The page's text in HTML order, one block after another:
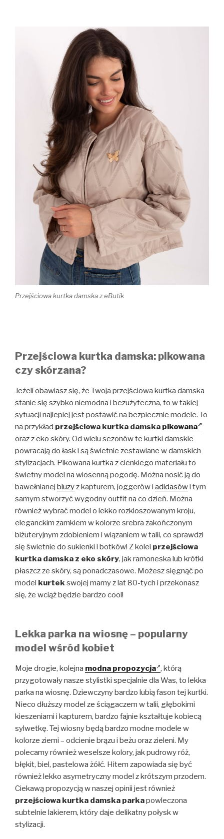
Przejściowa kurtka damska z eButik
Przejściowa kurtka damska: pikowana
czy skórzana?
Jeżeli obawiasz się, że Twoja przejściowa kurtka damska
stanie się szybko niemodna i bezużyteczna, to w takiej
sytuacji najlepiej jest postawić na bezpiecznie modele. To
na przykład przejściowa kurtka damska pikowana
oraz z eko skóry. Od wielu sezonów te kurtki damskie
powracają do łask i są świetnie zestawiane w damskich
stylizacjach. Pikowana kurtka z cienkiego materiału to
świetny model na wiosenną pogodę. Można nosić ją do
bawełnianej bluzyz kapturem, joggerów i adidasówi tym
samym stworzyć wygodny outfit na co dzień. Można
również wybrać model o lekko rozkloszowanym kroju,
eleganckim zamkiem w kolorze srebra zakończonym
biżuteryjnym zdobieniem i wiązaniem w talii, co sprawdzi
się świetnie do sukienki i botków! Z kolei przejściowa
kurtka damska z eko skóry, jak ramoneska lub krótki
płaszcz ze skóry, są ponadczasowe. Możesz sięgnąć po
model kurtekswojej mamy z lat 80-tych i przekonasz
się, że wciąż będzie bardzo cool!
Lekka parka na wiosnę – popularny
model wśród kobiet
Moje drogie, kolejna modna propozycja , którą
przygotowały nasze stylistki specjalnie dla Was, to lekka
parka na wiosnę. Dziewczyny bardzo lubią fason tej kurtki.
Nieco dłuższy model ze ściągaczem w talii, głębokimi
kieszeniami i kapturem, bardzo fajnie kształtuje kobiecą
sylwetkę. Tej wiosny będą bardzo modne modele w
kolorze ziemi – odcienie brązu i beżu oraz zieleni. My
polecamy również weselsze kolory, jak pudrowy róż,
błękit, biel, pastelowa żółć. Hitem zapowiada się być
również lekko asymetryczny model z krótszym przodem.
Ciekawą propozycją w naszej opinii jest również
przejściowa kurtka damska parkapowleczona
subtelnie lakierem, który daje delikatny połysk w
stylizacji.